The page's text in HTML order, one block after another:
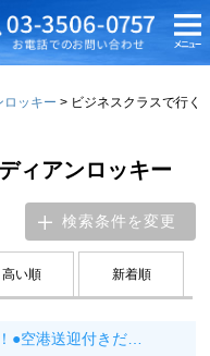
ロッキー
ビジネスクラスで行く
ィアンロッキー
検索条件を変更
高い順 新着順
●空港送迎付きだ…